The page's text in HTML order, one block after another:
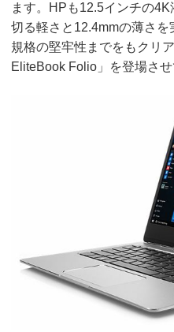
ます。HPも12.5インチの
切る軽さと12.4mmの薄さ
規格の堅牢性までをもクリ
EliteBook Folio」を登場させ